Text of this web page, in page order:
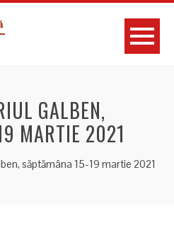
GALBEN,
MARTIE 2021
săptămâna 15-19 martie 2021